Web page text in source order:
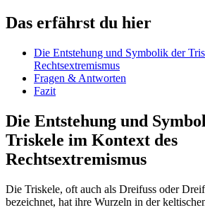
Das erfährst du hier
Die ​Entstehung und Symbolik der
Rechtsextremismus
Fragen & Antworten
Fazit
Die Entstehung und‍
Triskele im Kontext des
Rechtsextremismus
Die Triskele, oft auch als Dreifuss oder
bezeichnet, hat ihre Wurzeln in⁣ der